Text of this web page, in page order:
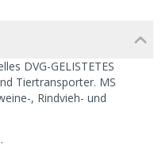
DVG-GELISTETES
Tiertransporter. MS
, Rindvieh- und